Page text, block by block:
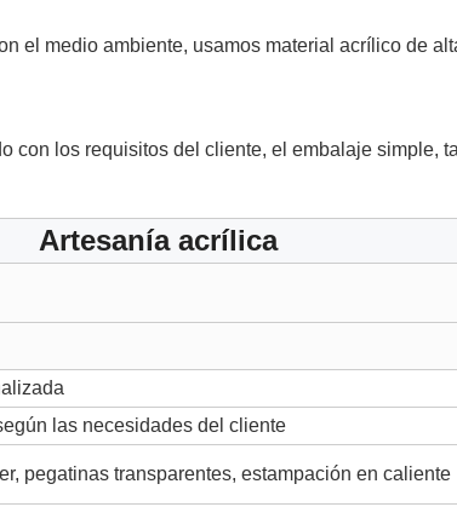
el medio ambiente, usamos material acrílico de
con los requisitos del cliente, el embalaje simple,
Artesanía acrílica
las necesidades del cliente
pegatinas transparentes, estampación en caliente